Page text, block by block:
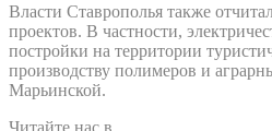
Власти Ставрополья также
проектов. В частности,
постройки на территории
производству полимеров и
Марьинской.
Читайте нас в